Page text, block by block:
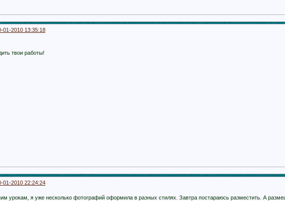
01-2010 13:35:18
твои работы!
01-2010 22:24:24
урокам, я уже несколько фотографий оформила в разных стилях. Завтра постараюсь разместить. А